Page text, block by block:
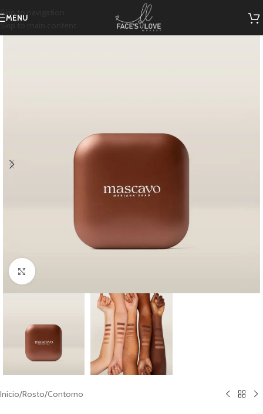
Skip to navigation
Skip to main content
MENU
Clique para ampliar
Início/Rosto/Contorno